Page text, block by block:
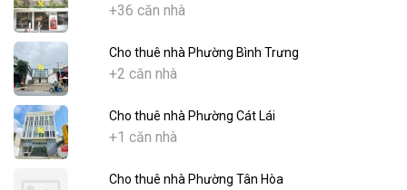
+36 căn nhà
Cho thuê nhà Phường Bình Trưng
+2 căn nhà
Cho thuê nhà Phường Cát Lái
+1 căn nhà
Cho thuê nhà Phường Tân Hòa